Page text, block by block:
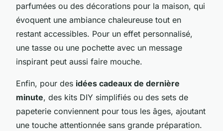
parfumées ou des décorations pour la maison, qui
évoquent une ambiance chaleureuse tout en
restant accessibles. Pour un effet personnalisé,
une tasse ou une pochette avec un message
inspirant peut aussi faire mouche.
Enfin, pour des idées cadeaux de dernière
minute, des kits DIY simplifiés ou des sets de
papeterie conviennent pour tous les âges, ajoutant
une touche attentionnée sans grande préparation.